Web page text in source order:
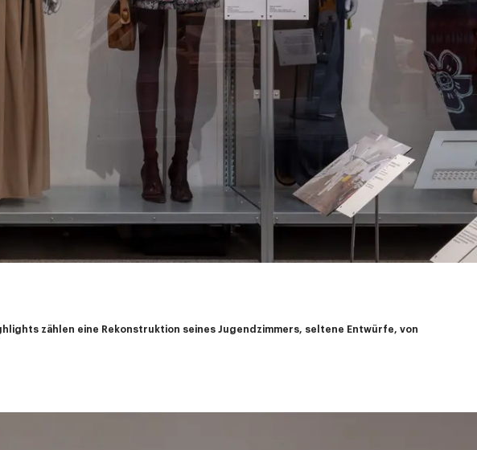
zählen eine Rekonstruktion seines Jugendzimmers, seltene Entwürfe, von